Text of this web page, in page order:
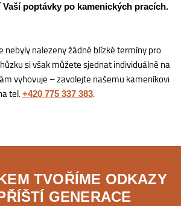
poptávky po kamenických pracích.
nebyly nalezeny žádné blízké termíny pro
si však můžete sjednat individuálně na
vyhovuje – zavolejte našemu kameníkovi
tel.+420 775 337 383.
TVOŘÍME ODKAZY
GENERACE